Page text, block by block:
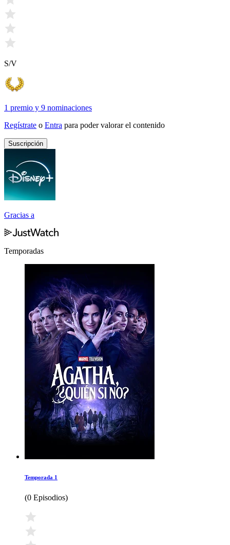
S/V
1 premio y 9 nominaciones
Regístrate o Entra para poder valorar el contenido
Suscripción
Gracias a
Temporadas
Temporada 1
(0 Episodios)